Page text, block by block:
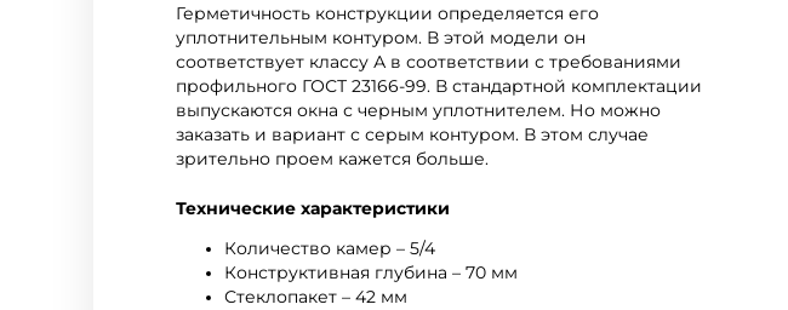
Герметичность конструкции определяется его
уплотнительным контуром. В этой модели он
соответствует классу А в соответствии с требованиями
профильного ГОСТ 23166-99. В стандартной комплектации
выпускаются окна с черным уплотнителем. Но можно
заказать и вариант с серым контуром. В этом случае
зрительно проем кажется больше.
Технические характеристики
Количество камер – 5/4
Конструктивная глубина – 70 мм
Стеклопакет – 42 мм